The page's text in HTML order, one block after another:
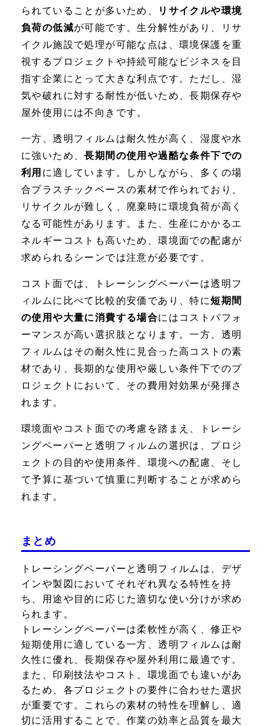
られていることが多いため、
リサイクルや環境
負荷の低減が可能です。生分解性があり、リサ
イクル施設で処理が可能な点は、環境保護を重
視するプロジェクトや持続可能なビジネスを目
指す企業にとって大きな利点です。ただし、湿
気や破れに対する耐性が低いため、長期保存や
屋外使用には不向きです。
一方、透明フィルムは耐久性が高く、湿度や水
に強いため、長期間の使用や過酷な条件下での
利用 に適しています。しかしながら、多くの場
合プラスチックベースの素材で作られており、
リサイクルが難しく、廃棄時に環境負荷が高く
なる可能性があります。また、生産にかかるエ
ネルギーコストも高いため、環境面での配慮が
求められるシーンでは注意が必要です。
コスト面では、トレーシングペーパーは透明フ
ィルムに比べて比較的安価であり、特に短期間
の使用や大量に消費する場合にはコストパフォ
ーマンスが高い選択肢となります。一方、透明
フィルムはその耐久性に見合った高コストの素
材であり、長期的な使用や厳しい条件下でのプ
ロジェクトにおいて、その費用対効果が発揮さ
れます。
環境面やコスト面での考慮を踏まえ、トレーシ
ングペーパーと透明フィルムの選択は、プロジ
ェクトの目的や使用条件、環境への配慮、そし
て予算に基づいて慎重に判断することが求めら
れます。
まとめ
トレーシングペーパーと透明フィルムは、デザ
インや製図においてそれぞれ異なる特性を持
ち、用途や目的に応じた適切な使い分けが求め
られます。
トレーシングペーパーは柔軟性が高く、修正や
短期使用に適している一方、透明フィルムは耐
久性に優れ、長期保存や屋外利用に最適です。
また、印刷技法やコスト、環境面でも違いがあ
るため、各プロジェクトの要件に合わせた選択
が重要です。これらの素材の特性を理解し、適
切に活用することで、作業の効率と品質を最大